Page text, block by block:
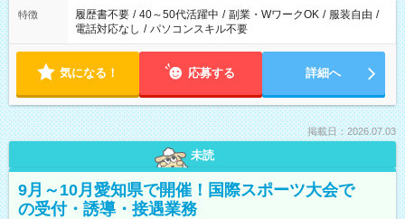
特徴 履歴書不要 / 40～50代活躍中 / 副業・WワークOK / 服装自由 /
電話対応なし / パソコンスキル不要
気になる！ 応募する 詳細へ
掲載日：2026.07.03
未読
9月～10月愛知県で開催！国際スポーツ大会で
の受付・誘導・接遇業務